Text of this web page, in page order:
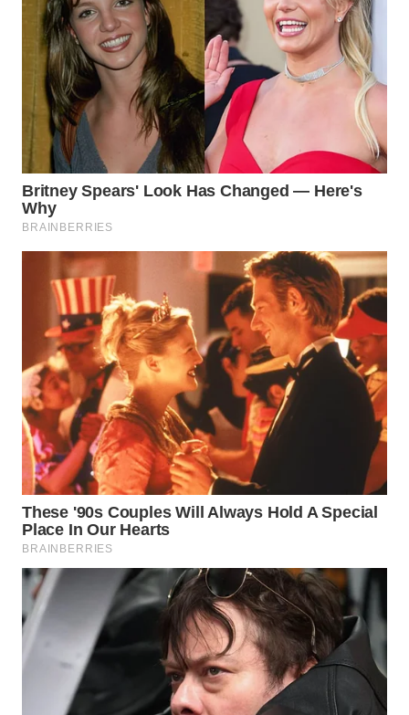
WN
KEPULAUAN
SERIBU
WN
TANGERANG
WN
BINJAI
WN
CIREBON
WN
INDRAMAYU
WN
KUNINGAN
WN
MAJALENGKA
WN
SUBANG
SUKABUMI
WN
PURWAKARTA